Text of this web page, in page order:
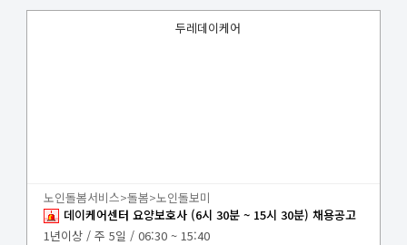
두레데이케어
노인돌봄서비스>돌봄>노인돌보미
데이케어센터 요양보호사 (6시 30분 ~ 15시 30분) 채용공고
1년이상 / 주 5일 / 06:30 ~ 15:40